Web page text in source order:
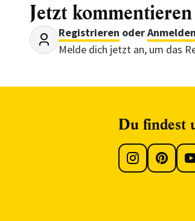
Jetzt kommentieren
Registrieren oderAnmelden
Melde dich jetzt an, um das
Du findest